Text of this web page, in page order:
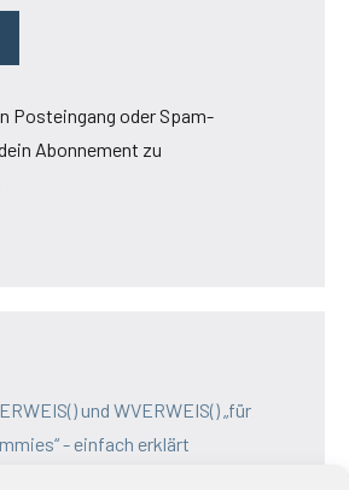
Posteingang oder Spam-
Abonnement zu
und WVERWEIS() „für
- einfach erklärt